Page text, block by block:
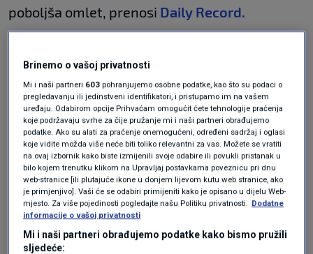
poboljša omlet, prenosi Daily Record.
"Kad imam npr. tartufe, stavim ih u zdjelu s
rižom i na vrh stavim jaja pa sve poklopim
prozirnom folijom i ostavim preko noći. Kad
ujutro razbijem ta jaja koja su stajala pokraj
tartufa i samo s njima napravim kajganu, ona
će imati okus kao da je napravljena s
tartufima", rekao je James za Express.
Gdje je najbolje držati jaja? Prema Agenciji za
Brinemo o vašoj privatnosti
Mi i naši partneri 603 pohranjujemo osobne podatke, kao što su podaci o
pregledavanju ili jedinstveni identifikatori, i pristupamo im na vašem
uređaju. Odabirom opcije Prihvaćam omogućit ćete tehnologije praćenja
koje podržavaju svrhe za čije pružanje mi i naši partneri obrađujemo
podatke. Ako su alati za praćenje onemogućeni, određeni sadržaj i oglasi
koje vidite možda više neće biti toliko relevantni za vas. Možete se vratiti
na ovaj izbornik kako biste izmijenili svoje odabire ili povukli pristanak u
bilo kojem trenutku klikom na Upravljaj postavkama poveznicu pri dnu
web-stranice [ili plutajuće ikone u donjem lijevom kutu web stranice, ako
je primjenjivo]. Vaši će se odabiri primijeniti kako je opisano u dijelu Web-
mjesto. Za više pojedinosti pogledajte našu Politiku privatnosti. Dodatne
informacije o vašoj privatnosti
Mi i naši partneri obrađujemo podatke kako bismo pružili
sljedeće: